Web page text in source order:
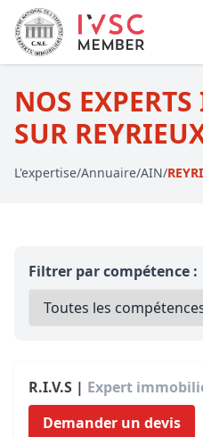
NOS
SUR
L'expertise/Annuaire/AIN/
Filtrer par compétence :
R.I.V.S | Expert
Demander un devis